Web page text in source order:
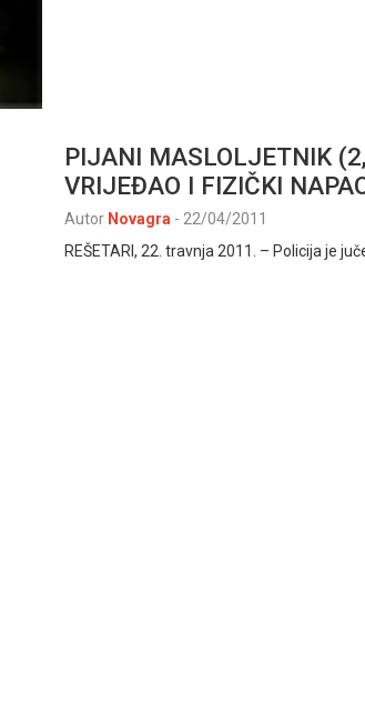
PIJANI MASLOLJETNIK
VRIJEĐAO I FIZIČKI
Autor Novagra - 22/04/2011
REŠETARI, 22. travnja 2011. – Policija je